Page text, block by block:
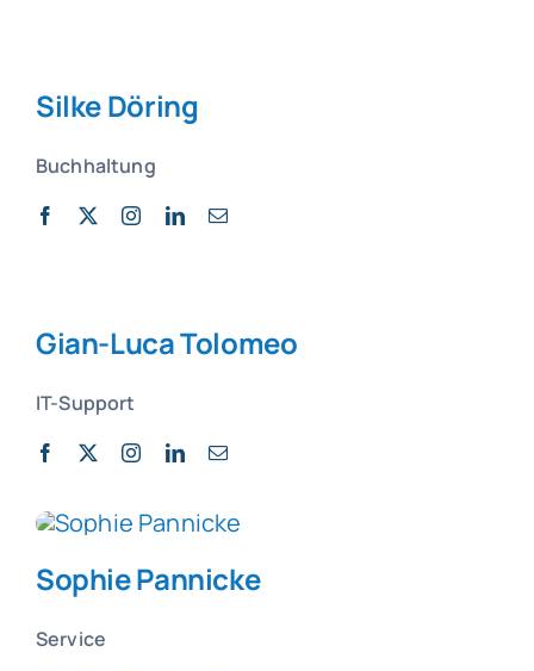
Silke Döring
Buchhaltung
Gian-Luca Tolomeo
IT-Support
Sophie Pannicke
Service